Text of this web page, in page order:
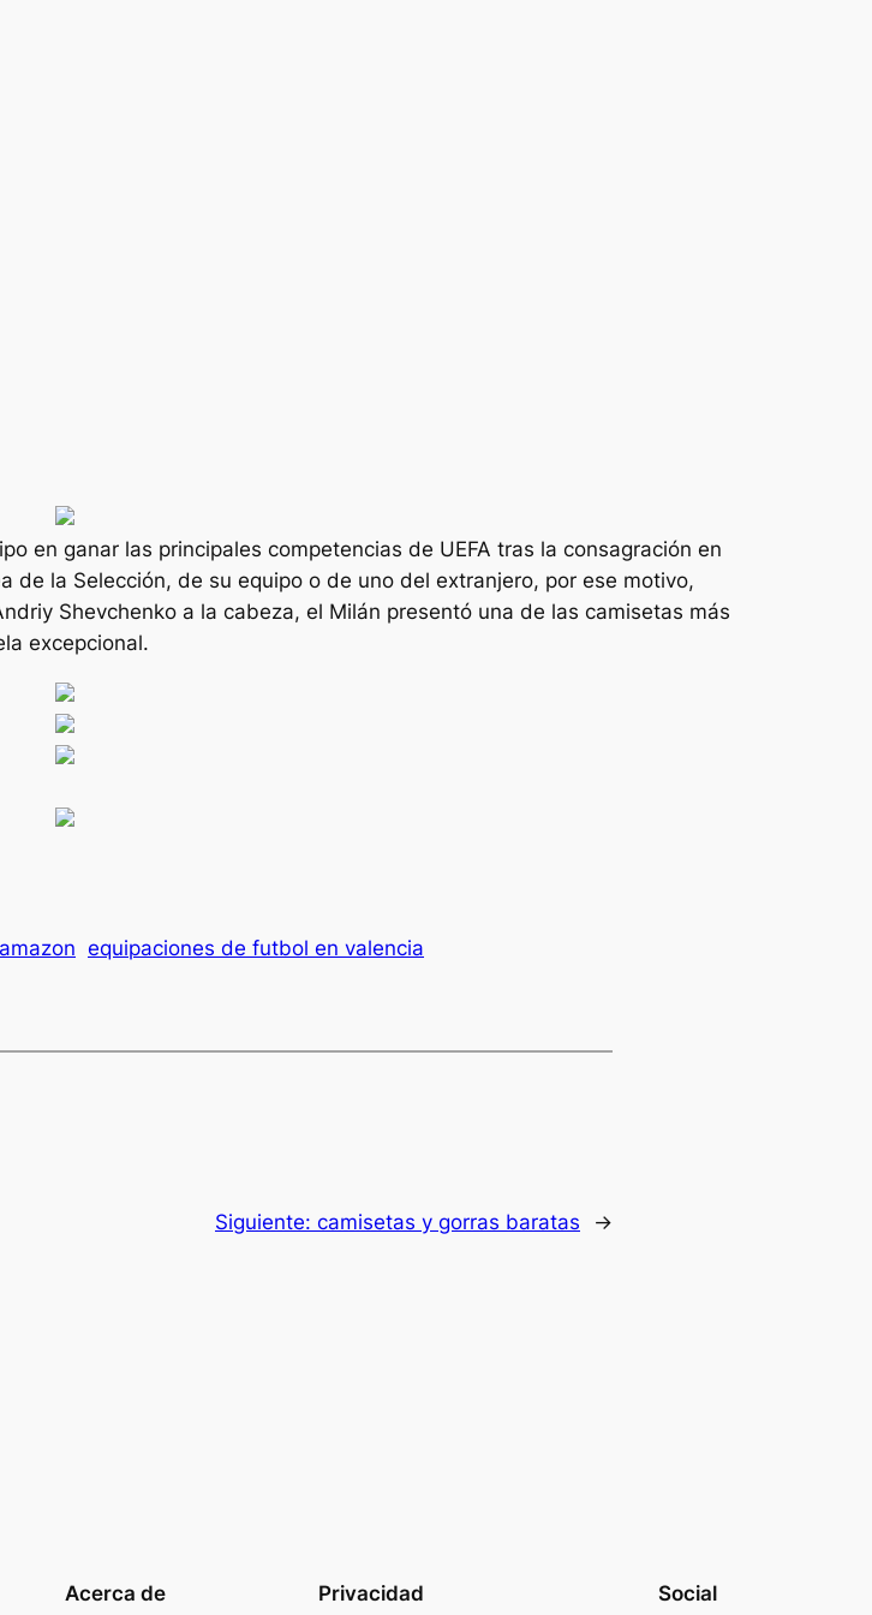
en ganar las principales competencias de UEFA tras la consagración en
de la Selección, de su equipo o de uno del extranjero, por ese motivo,
Shevchenko a la cabeza, el Milán presentó una de las camisetas más
excepcional.
equipaciones de futbol en valencia
Siguiente: camisetas y gorras baratas →
Acerca de Privacidad Social